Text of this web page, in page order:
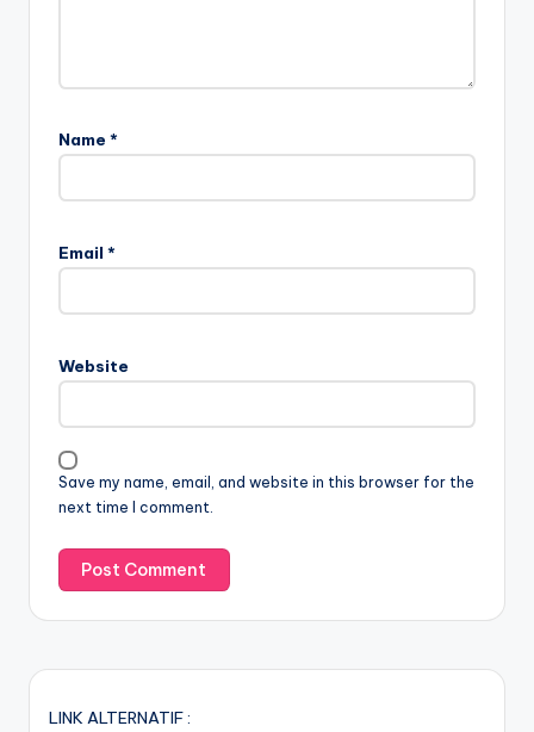
Name *
Email *
Website
Save my name, email, and website in this browser for the
next time I comment.
LINK ALTERNATIF :